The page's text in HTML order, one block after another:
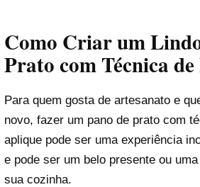
Como Criar um
Prato com Técnica
Para quem gosta de artesanato e
novo, fazer um pano de prato com
aplique pode ser uma experiência
e pode ser um belo presente ou
sua cozinha.